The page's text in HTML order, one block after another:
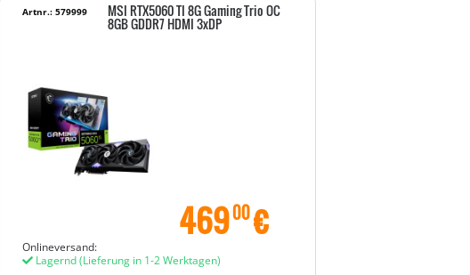
MSI RTX5060 TI 8G Gaming Trio OC
8GB GDDR7 HDMI 3xDP
Artnr.: 579999
46900€
Onlineversand:
Lagernd(Lieferung in 1-2 Werktagen)